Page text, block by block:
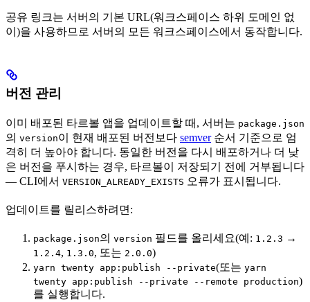
공유 링크는 서버의 기본 URL(워크스페이스 하위 도메인 없
이)을 사용하므로 서버의 모든 워크스페이스에서 동작합니다.
버전 관리
이미 배포된 타르볼 앱을 업데이트할 때, 서버는 package.json
의 version이 현재 배포된 버전보다 semver순서 기준으로 엄
격히 더 높아야 합니다. 동일한 버전을 다시 배포하거나 더 낮
은 버전을 푸시하는 경우, 타르볼이 저장되기 전에 거부됩니다
— CLI에서 VERSION_ALREADY_EXISTS 오류가 표시됩니다.
업데이트를 릴리스하려면:
package.json의 version 필드를 올리세요(예: 1.2.3 →
1.2.4, 1.3.0, 또는 2.0.0)
yarn twenty app:publish --private(또는 yarn
twenty app:publish --private --remote production)
를 실행합니다.